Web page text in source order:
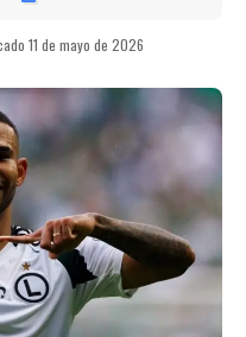
11 de mayo de 2026